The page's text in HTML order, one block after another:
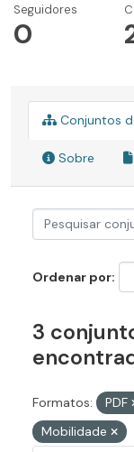
Seguidores
0
Conjuntos
Sobre
Ordenar por
3
Formatos: PDF
Mobilidade